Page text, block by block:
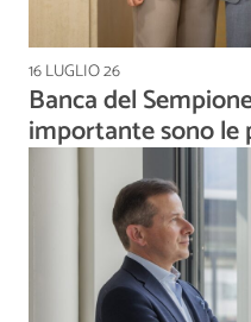
16 LUGLIO 26
Banca del
importante sono le